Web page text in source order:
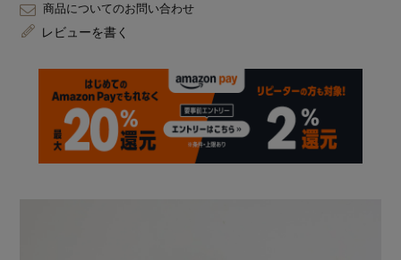
商品についてのお問い合わせ
レビューを書く